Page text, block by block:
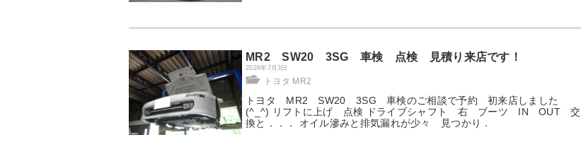
MR2 SW20 3SG 車検 点検 見積り来店です！
2026年7月3日
トヨタ MR2
トヨタ MR2 SW20 3SG 車検のご相談で予約 初来店しました
(^_^) リフトに上げ 点検 ドライブシャフト 右 ブーツ IN OUT 交
換と．．． オイル滲みと排気漏れが少々 見つかり．